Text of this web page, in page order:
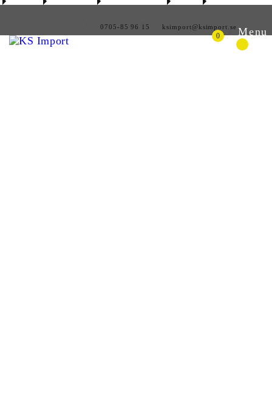
0705-85 96 15 ksimport@ksimport.se Menu
0